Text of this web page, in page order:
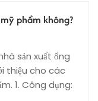
độ bền, khả
chính cần ghi
và hỗ trợ nền
rẻ và dẻo
chế. Chúng
phẩm không?
sản xuất ống
thiệu cho các
1. Công dụng: